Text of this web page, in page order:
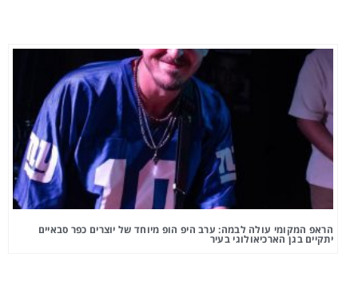
הראפ המקומי עולה לבמה: ערב היפ הופ מיוחד של יוצרים כפר סבאיים
יתקיים בגן הארכיאולוגי בעיר